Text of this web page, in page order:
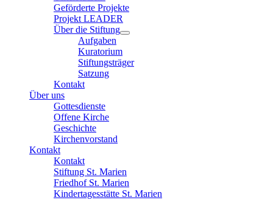
Geförderte Projekte
Projekt LEADER
Über die Stiftung
Aufgaben
Kuratorium
Stiftungsträger
Satzung
Kontakt
Über uns
Gottesdienste
Offene Kirche
Geschichte
Kirchenvorstand
Kontakt
Kontakt
Stiftung St. Marien
Friedhof St. Marien
Kindertagesstätte St. Marien